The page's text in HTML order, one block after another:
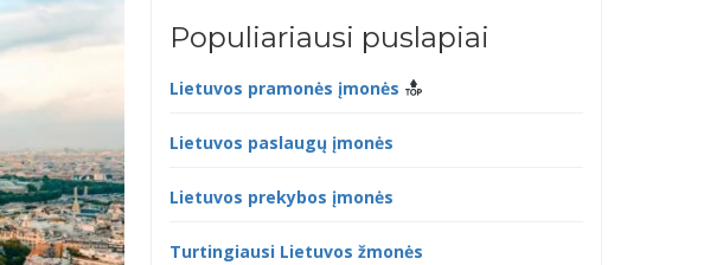
Populiariausi puslapiai
Lietuvos pramonės įmonės
Lietuvos paslaugų įmonės
Lietuvos prekybos įmonės
Turtingiausi Lietuvos žmonės